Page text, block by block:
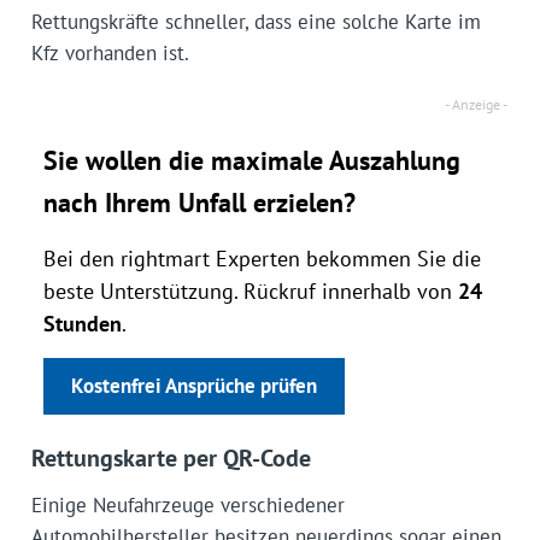
Rettungskräfte schneller, dass eine solche Karte im
Kfz vorhanden ist.
Sie wollen die maximale Auszahlung
nach Ihrem Unfall erzielen?
Bei den rightmart Experten bekommen Sie die
beste Unterstützung. Rückruf innerhalb von 24
Stunden.
Kostenfrei Ansprüche prüfen
Rettungskarte per QR-Code
Einige Neufahrzeuge verschiedener